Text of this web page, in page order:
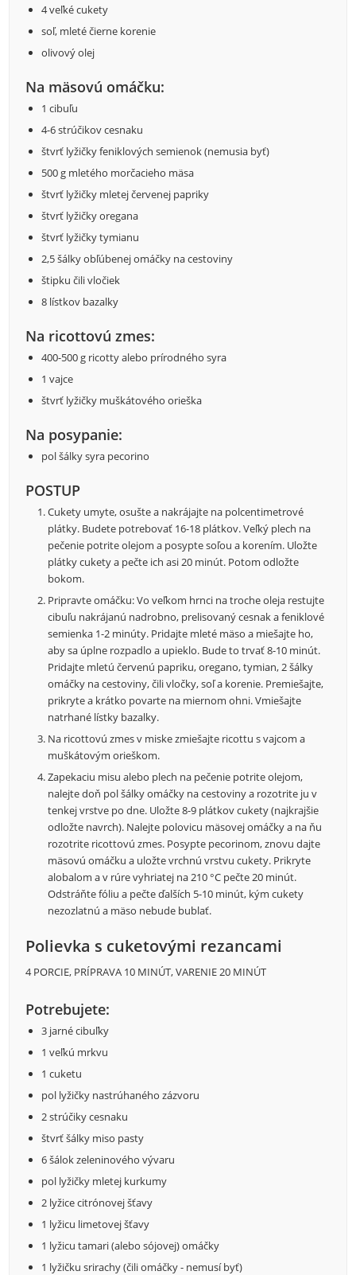
4 veľké cukety
soľ, mleté čierne korenie
olivový olej
Na mäsovú omáčku:
1 cibuľu
4-6 strúčikov cesnaku
štvrť lyžičky feniklových semienok (nemusia byť)
500 g mletého morčacieho mäsa
štvrť lyžičky mletej červenej papriky
štvrť lyžičky oregana
štvrť lyžičky tymianu
2,5 šálky obľúbenej omáčky na cestoviny
štipku čili vločiek
8 lístkov bazalky
Na ricottovú zmes:
400-500 g ricotty alebo prírodného syra
1 vajce
štvrť lyžičky muškátového orieška
Na posypanie:
pol šálky syra pecorino
POSTUP
Cukety umyte, osušte a nakrájajte na polcentimetrové
plátky. Budete potrebovať 16-18 plátkov. Veľký plech na
pečenie potrite olejom a posypte soľou a korením. Uložte
plátky cukety a pečte ich asi 20 minút. Potom odložte
bokom.
Pripravte omáčku: Vo veľkom hrnci na troche oleja restujte
cibuľu nakrájanú nadrobno, prelisovaný cesnak a feniklové
semienka 1-2 minúty. Pridajte mleté mäso a miešajte ho,
aby sa úplne rozpadlo a upieklo. Bude to trvať 8-10 minút.
Pridajte mletú červenú papriku, oregano, tymian, 2 šálky
omáčky na cestoviny, čili vločky, soľ a korenie. Premiešajte,
prikryte a krátko povarte na miernom ohni. Vmiešajte
natrhané lístky bazalky.
Na ricottovú zmes v miske zmiešajte ricottu s vajcom a
muškátovým orieškom.
Zapekaciu misu alebo plech na pečenie potrite olejom,
nalejte doň pol šálky omáčky na cestoviny a rozotrite ju v
tenkej vrstve po dne. Uložte 8-9 plátkov cukety (najkrajšie
odložte navrch). Nalejte polovicu mäsovej omáčky a na ňu
rozotrite ricottovú zmes. Posypte pecorinom, znovu dajte
mäsovú omáčku a uložte vrchnú vrstvu cukety. Prikryte
alobalom a v rúre vyhriatej na 210 °C pečte 20 minút.
Odstráňte fóliu a pečte ďalších 5-10 minút, kým cukety
nezozlatnú a mäso nebude bublať.
Polievka s cuketovými rezancami
4 PORCIE, PRÍPRAVA 10 MINÚT, VARENIE 20 MINÚT
Potrebujete:
3 jarné cibuľky
1 veľkú mrkvu
1 cuketu
pol lyžičky nastrúhaného zázvoru
2 strúčiky cesnaku
štvrť šálky miso pasty
6 šálok zeleninového vývaru
pol lyžičky mletej kurkumy
2 lyžice citrónovej šťavy
1 lyžicu limetovej šťavy
1 lyžicu tamari (alebo sójovej) omáčky
1 lyžičku srirachy (čili omáčky - nemusí byť)